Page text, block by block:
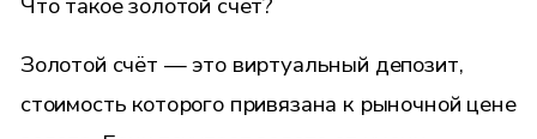
Золотой счёт — это виртуальный депозит,
стоимость которого привязана к рыночной цене